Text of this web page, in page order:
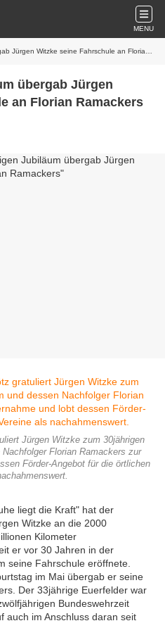
MENU
Witzke seine Fahrschule an Florian Ramackers
übergab Jürgen
an Florian Ramackers
Jürgen Witzke zum 30jährigen
Florian Ramackers zur
Förder-Angebot für die örtlichen
liegt die Kraft" hat der
Witzke an die 2000
Kilometer
er vor 30 Jahren in der
seine Fahrschule eröffnete.
im Mai übergab er seine
Der 33jährige Euerfelder war
Bundeswehrzeit
auch im Anschluss daran seit